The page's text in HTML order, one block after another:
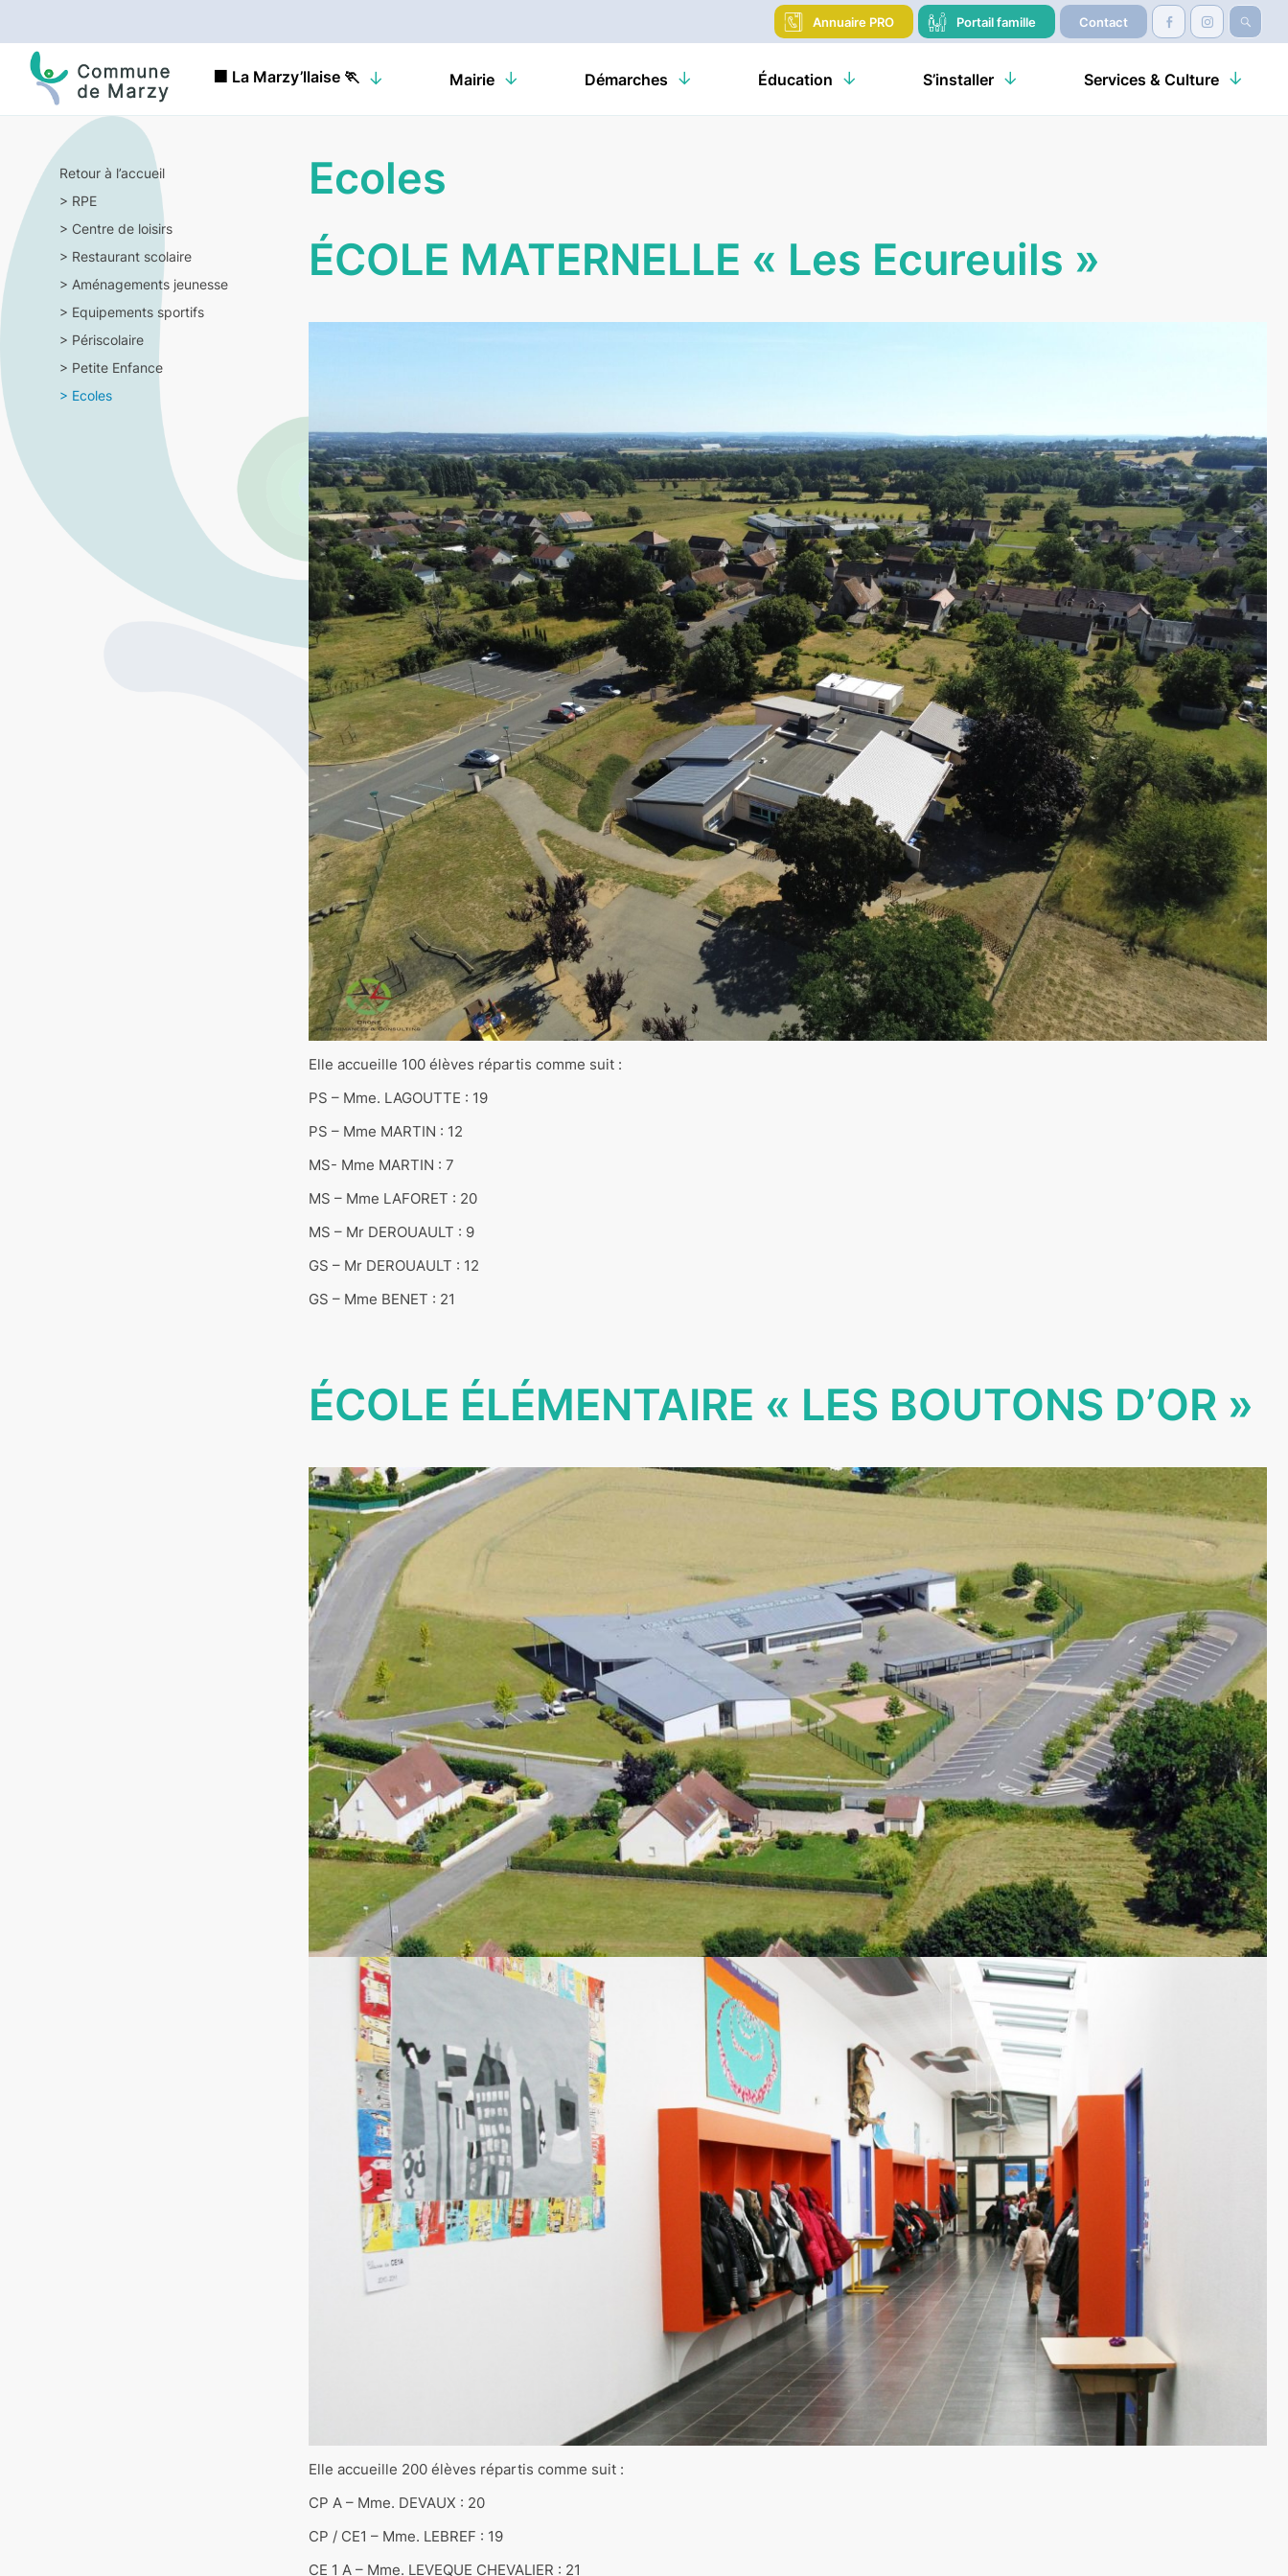
Annuaire PRO Portail famille Contact
🟧 La Marzy’llaise 🏃 Mairie Démarches Éducation S’installer Services & Culture
Retour à l’accueil
> RPE
> Centre de loisirs
> Restaurant scolaire
> Aménagements jeunesse
> Equipements sportifs
> Périscolaire
> Petite Enfance
> Ecoles
Ecoles
ÉCOLE MATERNELLE « Les Ecureuils »
Elle accueille 100 élèves répartis comme suit :
PS – Mme. LAGOUTTE : 19
PS – Mme MARTIN : 12
MS- Mme MARTIN : 7
MS – Mme LAFORET : 20
MS – Mr DEROUAULT : 9
GS – Mr DEROUAULT : 12
GS – Mme BENET : 21
ÉCOLE ÉLÉMENTAIRE « LES BOUTONS D’OR »
Elle accueille 200 élèves répartis comme suit :
CP A – Mme. DEVAUX : 20
CP / CE1 – Mme. LEBREF : 19
CE 1 A – Mme. LEVEQUE CHEVALIER : 21